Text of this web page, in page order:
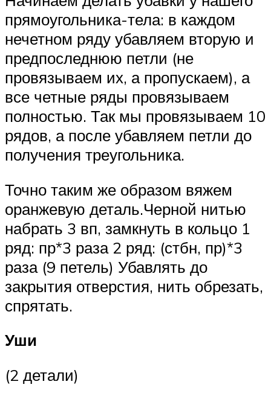
прямоугольника-тела: в каждом
нечетном ряду убавляем вторую и
предпоследнюю петли (не
провязываем их, а пропускаем), а
все четные ряды провязываем
полностью. Так мы провязываем 10
рядов, а после убавляем петли до
получения треугольника.
Точно таким же образом вяжем
оранжевую деталь.Черной нитью
набрать 3 вп, замкнуть в кольцо 1
ряд: пр*3 раза 2 ряд: (стбн, пр)*3
раза (9 петель) Убавлять до
закрытия отверстия, нить обрезать,
спрятать.
Уши
(2 детали)